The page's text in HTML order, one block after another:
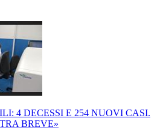
4 DECESSI E 254 NUOVI CASI.
BREVE»